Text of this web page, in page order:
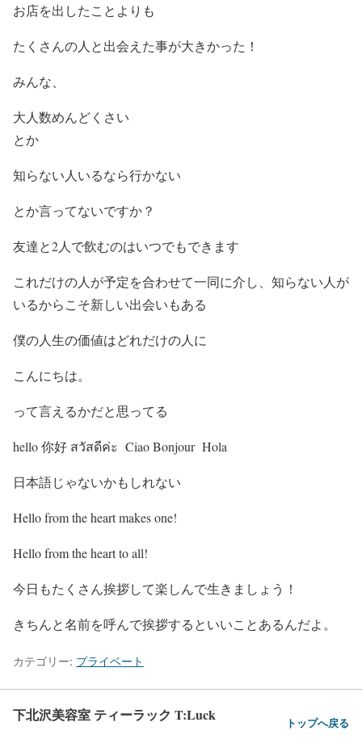
お店を出したことよりも
たくさんの人と出会えた事が大きかった！
みんな、
大人数めんどくさい
とか
知らない人いるなら行かない
とか言ってないですか？
友達と2人で飲むのはいつでもできます
これだけの人が予定を合わせて一同に介し、知らない人が
いるからこそ新しい出会いもある
僕の人生の価値はどれだけの人に
こんにちは。
って言えるかだと思ってる
hello 你好 สวัสดีค่ะ Ciao Bonjour Hola
日本語じゃないかもしれない
Hello from the heart makes one!
Hello from the heart to all!
今日もたくさん挨拶して楽しんで生きましょう！
きちんと名前を呼んで挨拶するといいことあるんだよ。
カテゴリー: プライベート
下北沢美容室 ティーラック T:Luck トップへ戻る